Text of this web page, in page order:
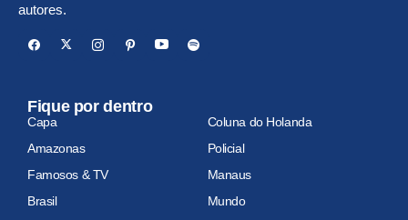
autores.
Fique por dentro
Capa
Coluna do Holanda
Amazonas
Policial
Famosos & TV
Manaus
Brasil
Mundo